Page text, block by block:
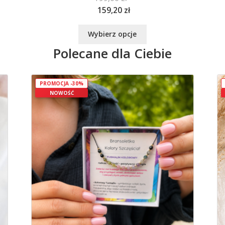
159,20 zł
Wybierz opcje
ma
wariantów.
Opcje
można
wybrać
na
stronie
produktu
Polecane dla Ciebie
NOWOŚĆ
PROMOCJA -30%